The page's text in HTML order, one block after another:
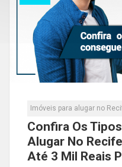
Imóveis para alugar no
Confira Os
Alugar No
Até 3 Mil Reais